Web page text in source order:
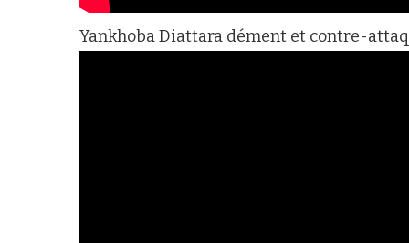
Yankhoba Diattara dément et contre-